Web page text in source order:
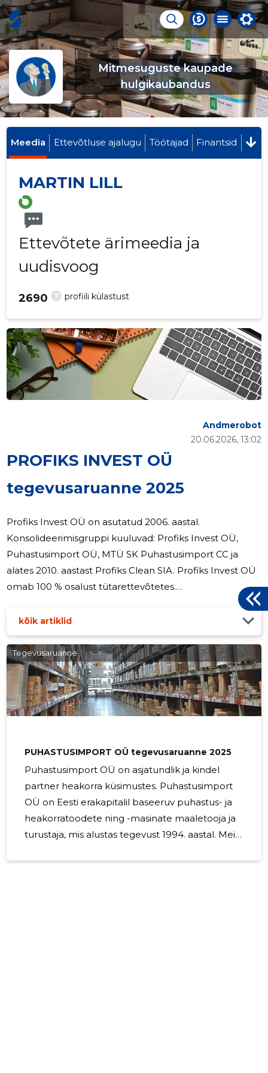
Mitmesuguste kaupade
hulgikaubandus
Meedia Ettevõtluse ajalugu Töötajad Finantsid
MARTIN LILL
Ettevõtete ärimeedia ja
uudisvoog
? profiili külastust
2690
PROFIKS INVEST OÜ
tegevusaruanne 2025
20.06.2026, 13:02
Andmerobot
Profiks Invest OÜ on asutatud 2006. aastal.
Konsolideerimisgruppi kuuluvad: Profiks Invest OÜ,
Puhastusimport OÜ, MTÜ SK Puhastusimport CC ja
alates 2010. aastast Profiks Clean SIA. Profiks Invest OÜ
omab 100 % osalust tütarettevõtetes.
Konsolideerimisgrupi ettevõtete põhitegevuseks on
puhastus- ja heakorratoodete ning puhastus- ja
kommunaalmasinate ning -seadmete maale toomine ja
turustamine. MTÜ SK Puhastusimport CC
põhitegevusalaks on kurling, kuid seal tegevust ei
toimu. Meie laiast tootevalikust leiab kõik vajaliku
siseruumide ja õuealade hoolduseks - ergonoomilised
kõik artiklid
Tegevusaruanne
PUHASTUSIMPORT OÜ tegevusaruanne 2025
Puhastusimport OÜ on asjatundlik ja kindel
partner heakorra küsimustes. Puhastusimport
OÜ on Eesti erakapitalil baseeruv puhastus- ja
heakorratoodete ning -masinate maaletooja ja
turustaja, mis alustas tegevust 1994. aastal. Meie